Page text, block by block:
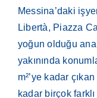
Messina’daki
Libertà, Piazza
yoğun olduğu
yakınında
m²’ye kadar
kadar birçok